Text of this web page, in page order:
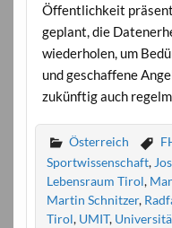
Öffentlichkeit
geplant, die
wiederholen, um
und geschaffene
zukünftig auch
Österreich
Sportwissenschaft,
Lebensraum Tirol,
Martin Schnitzer,
Tirol, UMIT,